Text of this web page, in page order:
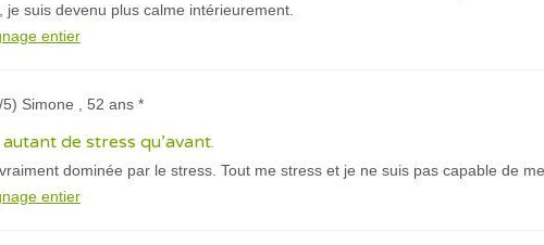
je suis devenu plus calme intérieurement.
entier
5) Simone , 52 ans *
autant de stress qu’avant.
dominée par le stress. Tout me stress et je ne suis pas capable de
entier